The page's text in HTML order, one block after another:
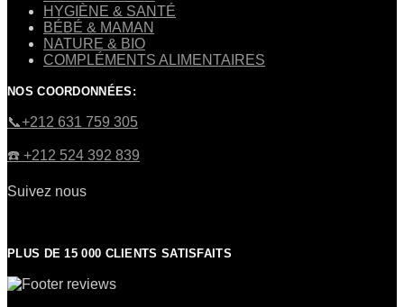
HYGIÈNE & SANTÉ
BÉBÉ & MAMAN
NATURE & BIO
COMPLÉMENTS ALIMENTAIRES
NOS COORDONNÉES:
​📞+212 631 759 305
☎️​ +212 524 392 839
Suivez nous
PLUS DE 15 000 CLIENTS SATISFAITS